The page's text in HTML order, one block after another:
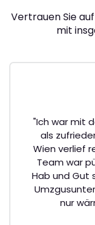
Vertrauen Sie
mit
"Ich war mit
als
Wien verlief
Team war
Hab und Gut
nur